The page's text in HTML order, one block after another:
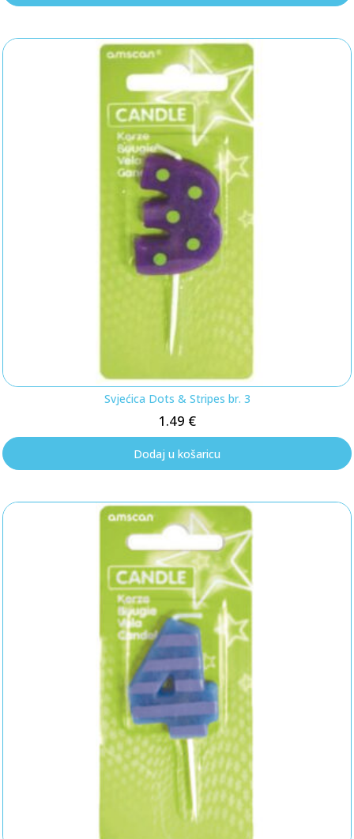
Svjećica Dots & Stripes br. 3
1.49 €
Dodaj u košaricu